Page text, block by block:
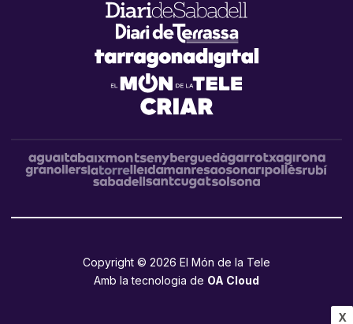
X
Copyright © 2026 El Món de la Tele
Amb la tecnologia de OA Cloud